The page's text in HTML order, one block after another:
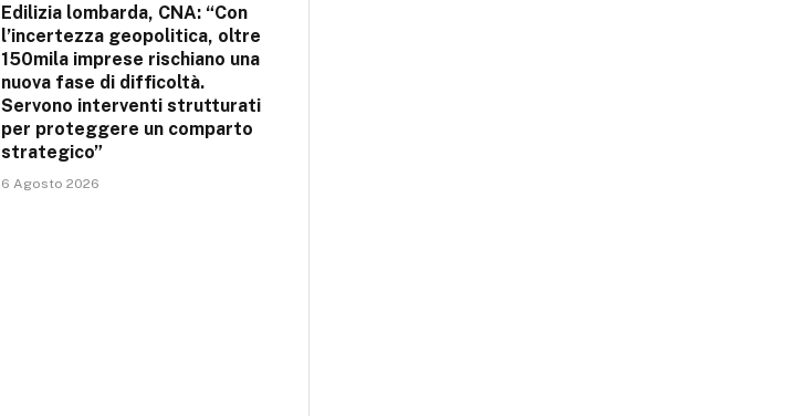
Edilizia lombarda, CNA: “Con
l’incertezza geopolitica, oltre
150mila imprese rischiano una
nuova fase di difficoltà.
Servono interventi strutturati
per proteggere un comparto
strategico”
6 Agosto 2026